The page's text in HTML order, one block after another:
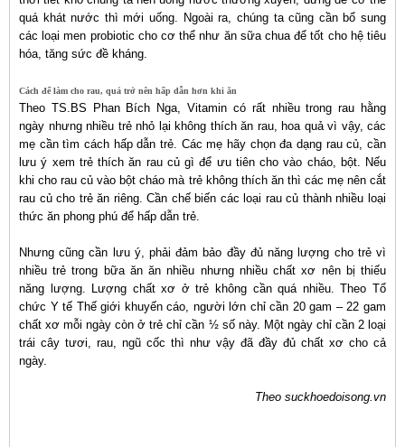
quá khát nước thì mới uống. Ngoài ra, chúng ta cũng cần bổ sung
các loại men probiotic cho cơ thể như ăn sữa chua để tốt cho hệ tiêu
hóa, tăng sức đề kháng.
Cách để làm cho rau, quả trở nên hấp dẫn hơn khi ăn
Theo TS.BS Phan Bích Nga, Vitamin có rất nhiều trong rau hằng
ngày nhưng nhiều trẻ nhỏ lại không thích ăn rau, hoa quả vì vậy, các
mẹ cần tìm cách hấp dẫn trẻ. Các mẹ hãy chọn đa dạng rau củ, cần
lưu ý xem trẻ thích ăn rau củ gì để ưu tiên cho vào cháo, bột. Nếu
khi cho rau củ vào bột cháo mà trẻ không thích ăn thì các mẹ nên cắt
rau củ cho trẻ ăn riêng. Cần chế biến các loại rau củ thành nhiều loại
thức ăn phong phú để hấp dẫn trẻ.
Nhưng cũng cần lưu ý, phải đảm bảo đầy đủ năng lượng cho trẻ vì
nhiều trẻ trong bữa ăn ăn nhiều nhưng nhiều chất xơ nên bị thiếu
năng lượng. Lượng chất xơ ở trẻ không cần quá nhiều. Theo Tổ
chức Y tế Thế giới khuyến cáo, người lớn chỉ cần 20 gam – 22 gam
chất xơ mỗi ngày còn ở trẻ chỉ cần ½ số này. Một ngày chỉ cần 2 loại
trái cây tươi, rau, ngũ cốc thì như vậy đã đầy đủ chất xơ cho cả
ngày.
Theo suckhoedoisong.vn